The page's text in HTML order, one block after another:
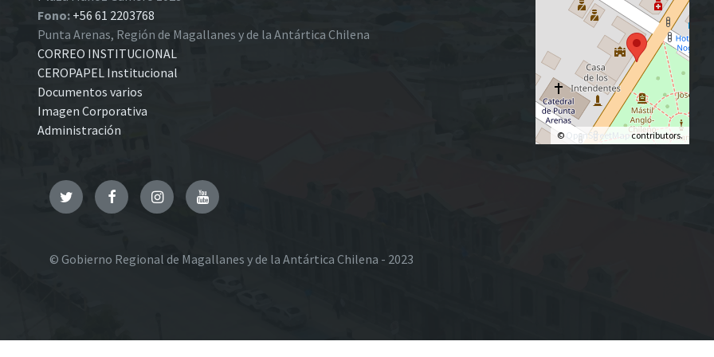
Fono: +56 61 2203768
Punta Arenas, Región de Magallanes y de la Antártica Chilena
CORREO INSTITUCIONAL
CEROPAPEL Institucional
Documentos varios
Imagen Corporativa
Administración
© OpenStreetMapcontributors.
TwitterFacebookInstagramYouTube
© Gobierno Regional de Magallanes y de la Antártica Chilena - 2023